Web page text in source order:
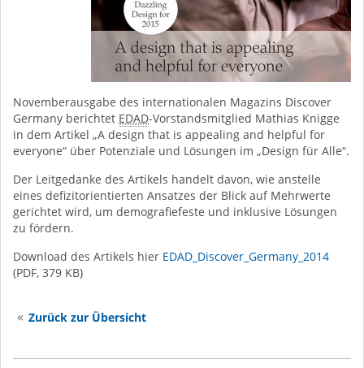
Novemberausgabe des internationalen Magazins Discover
Germany berichtet EDAD-Vorstandsmitglied Mathias Knigge
in dem Artikel „A design that is appealing and helpful for
everyone“ über Potenziale und Lösungen im „Design für Alle“.
Der Leitgedanke des Artikels handelt davon, wie anstelle
eines defizitorientierten Ansatzes der Blick auf Mehrwerte
gerichtet wird, um demografiefeste und inklusive Lösungen
zu fördern.
Download des Artikels hier EDAD_Discover_Germany_2014
(PDF, 379 KB)
Zurück zur Übersicht